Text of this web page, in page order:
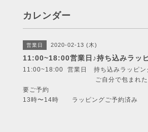
カレンダー
営業日 2020-02-13 (木)
11:00~18:00営業日♪持ち込みラッ
11:00~18:00 営業日 持ち込みラッピン
ご自分で包まれたい方、持ち込
要ご予約
13時〜14時 ラッピングご予約済み